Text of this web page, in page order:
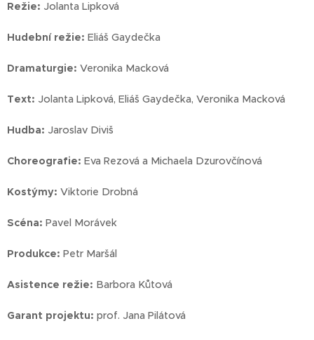
Režie: Jolanta Lipková
Hudební režie: Eliáš Gaydečka
Dramaturgie: Veronika Macková
Text: Jolanta Lipková, Eliáš Gaydečka, Veronika Macková
Hudba: Jaroslav Diviš
Choreografie: Eva Rezová a Michaela Dzurovčínová
Kostýmy: Viktorie Drobná
Scéna: Pavel Morávek
Produkce: Petr Maršál
Asistence režie: Barbora Kůtová
Garant projektu: prof. Jana Pilátová